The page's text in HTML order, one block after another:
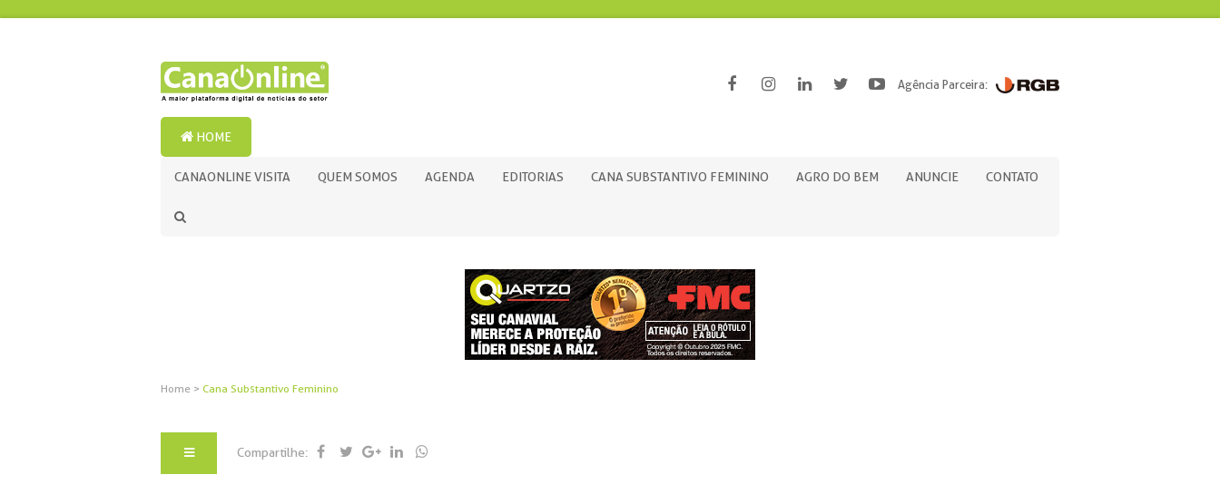
Agência Parceira:
HOME
CANAONLINE VISITA QUEM SOMOS AGENDA EDITORIAS CANA SUBSTANTIVO FEMININO AGRO DO BEM ANUNCIE CONTATO
Home > Cana Substantivo Feminino
Compartilhe: